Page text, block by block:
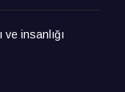
insanlığı